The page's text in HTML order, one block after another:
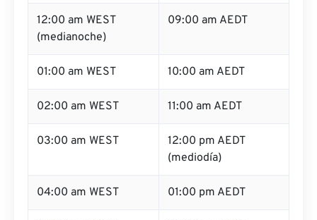
12:00 am WEST
(medianoche)
09:00 am AEDT
01:00 am WEST 10:00 am AEDT
02:00 am WEST 11:00 am AEDT
03:00 am WEST
12:00 pm AEDT
(mediodía)
04:00 am WEST 01:00 pm AEDT